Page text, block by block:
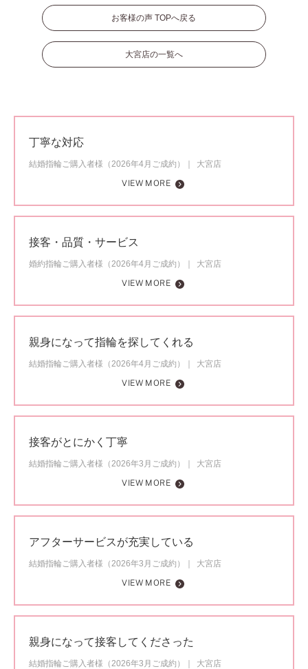
お客様の声 TOPへ戻る
大宮店の一覧へ
丁寧な対応
結婚指輪ご購入者様（2026年4月ご成約）
大宮店
VIEW MORE
接客・品質・サービス
婚約指輪ご購入者様（2026年4月ご成約）
大宮店
VIEW MORE
親身になって指輪を探してくれる
結婚指輪ご購入者様（2026年4月ご成約）
大宮店
VIEW MORE
接客がとにかく丁寧
結婚指輪ご購入者様（2026年3月ご成約）
大宮店
VIEW MORE
アフターサービスが充実している
結婚指輪ご購入者様（2026年3月ご成約）
大宮店
VIEW MORE
親身になって接客してくださった
結婚指輪ご購入者様（2026年3月ご成約）
大宮店